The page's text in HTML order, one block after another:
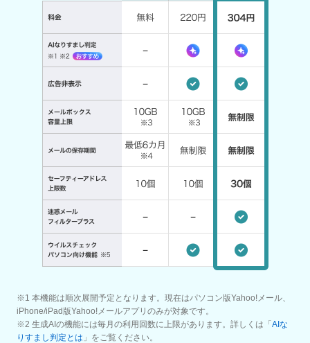
※1 本機能は順次展開予定となります。現在はパソコン版Yahoo!メール、
iPhone/iPad版Yahoo!メールアプリのみが対象です。
※2 生成AIの機能には毎月の利用回数に上限があります。詳しくは「 AIな
りすまし判定とは 」をご覧ください。